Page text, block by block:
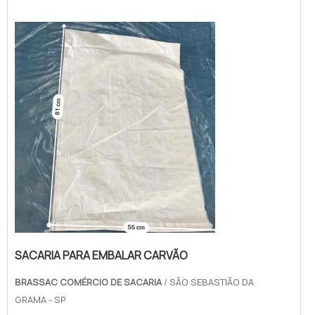
laminada em uma empresa comprometida
com seus serviços, encontra o site da
Brassac Comércio de Sacaria. Com grande
know-how focado em embalagens de grão...
SACARIA PARA EMBALAR CARVÃO
BRASSAC COMÉRCIO DE SACARIA/ SÃO SEBASTIÃO DA
GRAMA - SP